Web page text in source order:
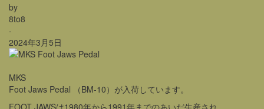
by
8to8
-
2024年3月5日
MKS
Foot Jaws Pedal （BM-10）が入荷しています。